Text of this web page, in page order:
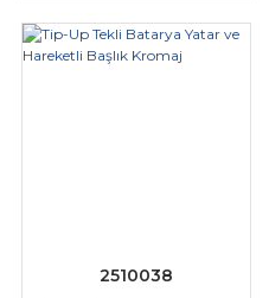
2510038